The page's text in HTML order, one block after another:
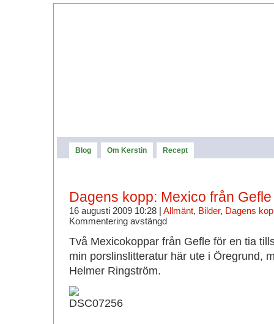
Blog Om Kerstin Recept
Dagens kopp: Mexico från Gefle
16 augusti 2009 10:28 | Allmänt, Bilder, Dagens
Kommentering avstängd
Två Mexicokoppar från Gefle för en tia
min porslinslitteratur här ute i Öregrund,
Helmer Ringström.